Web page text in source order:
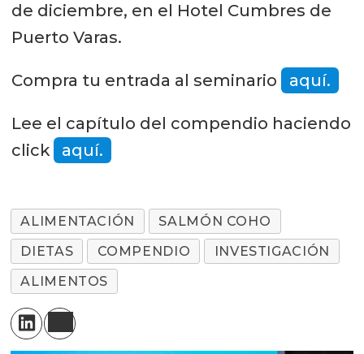
de diciembre, en el Hotel Cumbres de
Puerto Varas.
Compra tu entrada al seminario aquí.
Lee el capítulo del compendio haciendo
click
aquí.
ALIMENTACIÓN
SALMÓN COHO
DIETAS
COMPENDIO
INVESTIGACIÓN
ALIMENTOS